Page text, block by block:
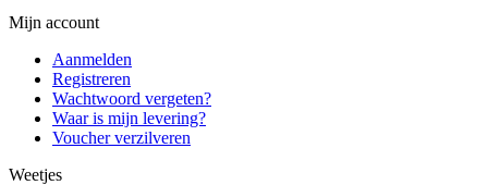
Mijn account
Aanmelden
Registreren
Wachtwoord vergeten?
Waar is mijn levering?
Voucher verzilveren
Weetjes